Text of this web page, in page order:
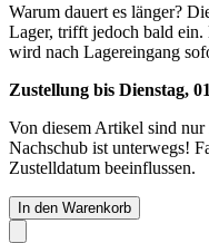
Warum dauert es länger?
Lager, trifft jedoch bald
wird nach Lagereingang
Zustellung bis Dienstag,
Von diesem Artikel sind
Nachschub ist unterwegs!
Zustelldatum beeinflussen.
In den Warenkorb